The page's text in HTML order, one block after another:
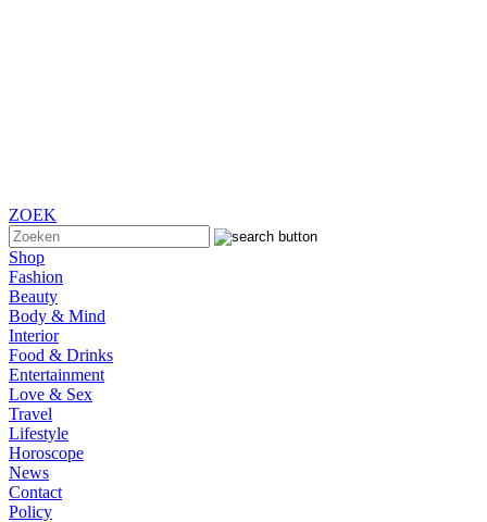
ZOEK
Shop
Fashion
Beauty
Body & Mind
Interior
Food & Drinks
Entertainment
Love & Sex
Travel
Lifestyle
Horoscope
News
Contact
Policy